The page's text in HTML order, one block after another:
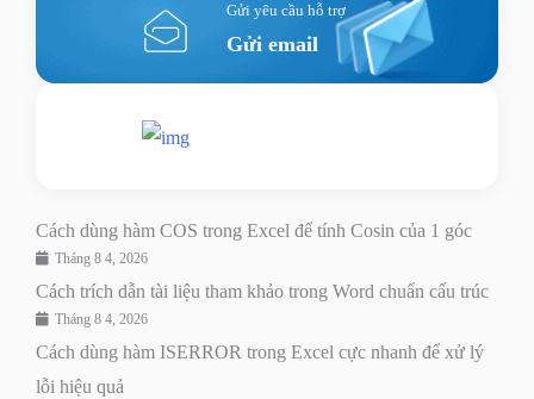
Gửi yêu cầu hỗ trợ
Gửi email
Cách dùng hàm COS trong Excel để tính Cosin của 1 góc
Tháng 8 4, 2026
Cách trích dẫn tài liệu tham khảo trong Word chuẩn cấu trúc
Tháng 8 4, 2026
Cách dùng hàm ISERROR trong Excel cực nhanh để xử lý
lỗi hiệu quả